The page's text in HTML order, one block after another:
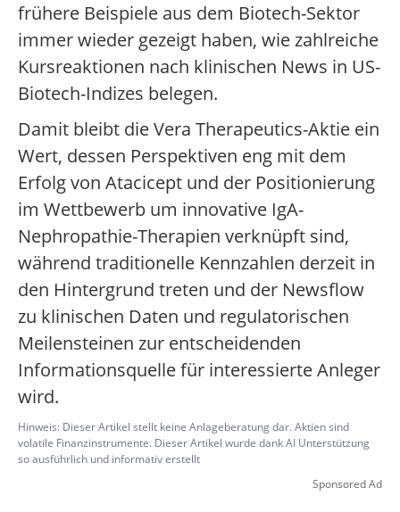
frühere Beispiele aus dem Biotech-Sektor
immer wieder gezeigt haben, wie zahlreiche
Kursreaktionen nach klinischen News in US-
Biotech-Indizes belegen.
Damit bleibt die Vera Therapeutics-Aktie ein
Wert, dessen Perspektiven eng mit dem
Erfolg von Atacicept und der Positionierung
im Wettbewerb um innovative IgA-
Nephropathie-Therapien verknüpft sind,
während traditionelle Kennzahlen derzeit in
den Hintergrund treten und der Newsflow
zu klinischen Daten und regulatorischen
Meilensteinen zur entscheidenden
Informationsquelle für interessierte Anleger
wird.
Hinweis: Dieser Artikel stellt keine Anlageberatung dar. Aktien sind
volatile Finanzinstrumente. Dieser Artikel wurde dank AI Unterstützung
so ausführlich und informativ erstellt
Sponsored Ad